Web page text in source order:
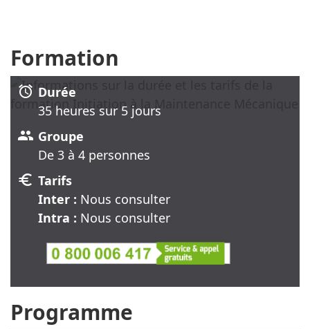
Formation
alarm Durée
35 heures sur 5 jours
group Groupe
De 3 à 4 personnes
euro Tarifs
Inter : Nous consulter
Intra : Nous consulter
Programme